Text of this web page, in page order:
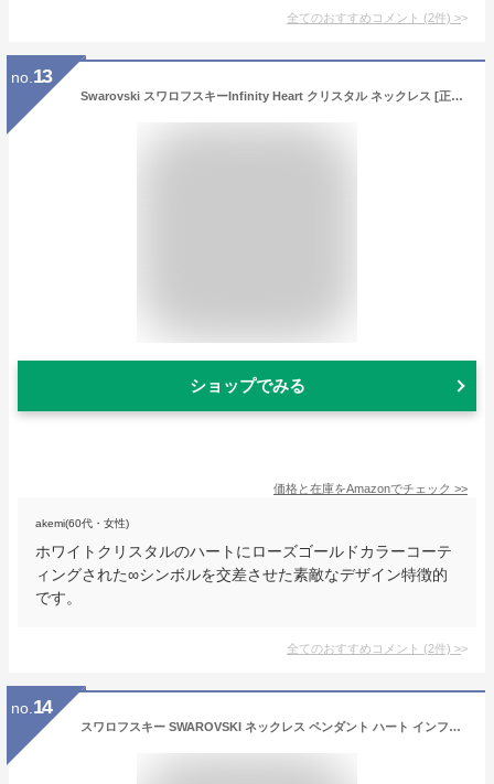
全てのおすすめコメント (2件) >
no. 13
Swarovski スワロフスキーInfinity Heart クリスタル ネックレス [正規輸入品]
ショップでみる
価格と在庫をAmazonでチェック >>
akemi(60代・女性)
ホワイトクリスタルのハートにローズゴールドカラーコーテ
ィングされた∞シンボルを交差させた素敵なデザイン特徴的
です。
全てのおすすめコメント (2件) >
no. 14
スワロフスキー SWAROVSKI ネックレス ペンダント ハート インフィニティ INFINITY HEART ローズゴールド ホワイト 5518865｜ アクセサリーキラキラ